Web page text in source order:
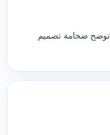
ضخامة تصميم